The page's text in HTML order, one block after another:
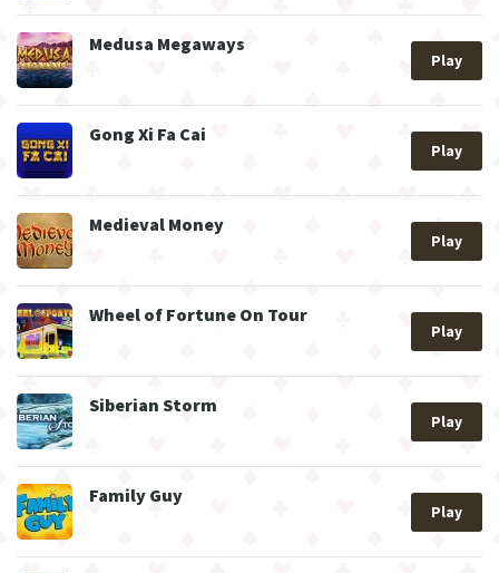
Medusa Megaways
Play
Gong Xi Fa Cai
Play
Medieval Money
Play
Wheel of Fortune On Tour
Play
Siberian Storm
Play
Family Guy
Play